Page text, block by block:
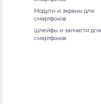
Модули и экраны для
смартфонов
Шлейфы и запчасти для
смартфонов